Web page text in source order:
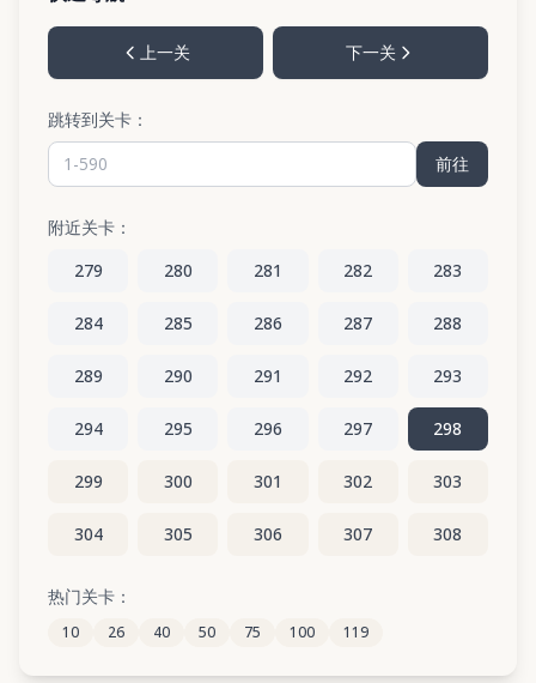
上一关 下一关
跳转到关卡：
前往
附近关卡：
279
280 281 282 283
284 285 286 287 288
289 290 291 292 293
294 295 296 297 298
299 300 301 302 303
304 305 306 307 308
309
314 315 316 317
热门关卡：
10 26 40 50 75 100 119